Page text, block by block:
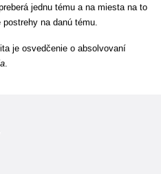
jednu tému a na miesta na to
na danú tému.
je osvedčenie o absolvovaní
.